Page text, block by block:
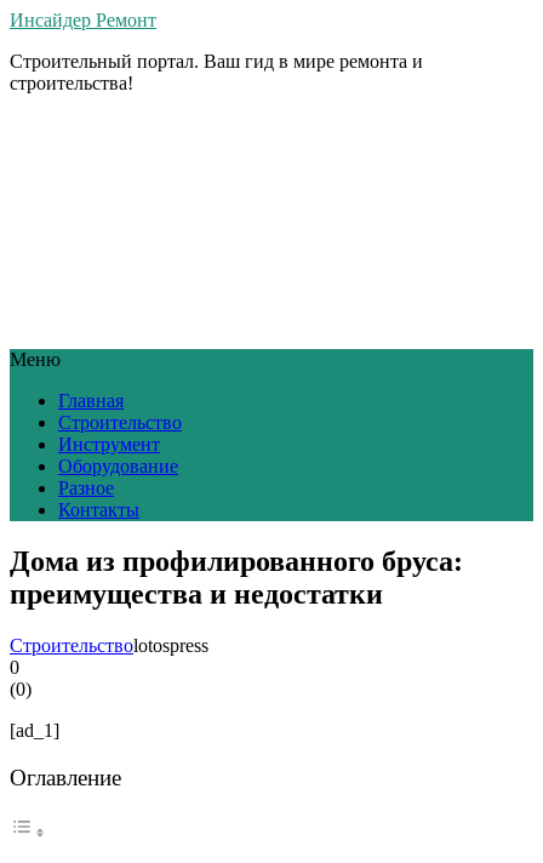
Инсайдер Ремонт
Строительный портал. Ваш гид в мире ремонта и
строительства!
Меню
Главная
Строительство
Инструмент
Оборудование
Разное
Контакты
Дома из профилированного бруса:
преимущества и недостатки
Строительствоlotospress
0
(0)
[ad_1]
Оглавление